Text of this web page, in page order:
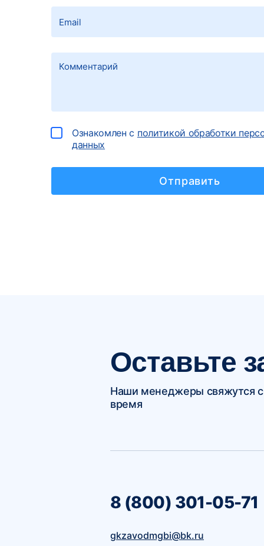
Ознакомлен с политикой обработки
данных
Оставьте
Наши менеджеры свяжутся
время
8 (800) 301-05-71
gkzavodmgbi@bk.ru